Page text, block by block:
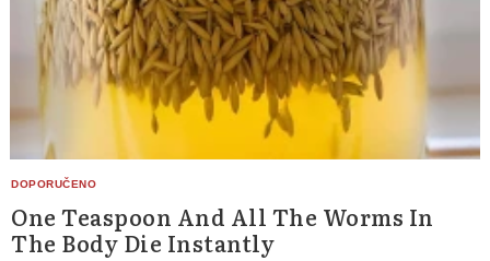
One Teaspoon And All The Worms In
The Body Die Instantly